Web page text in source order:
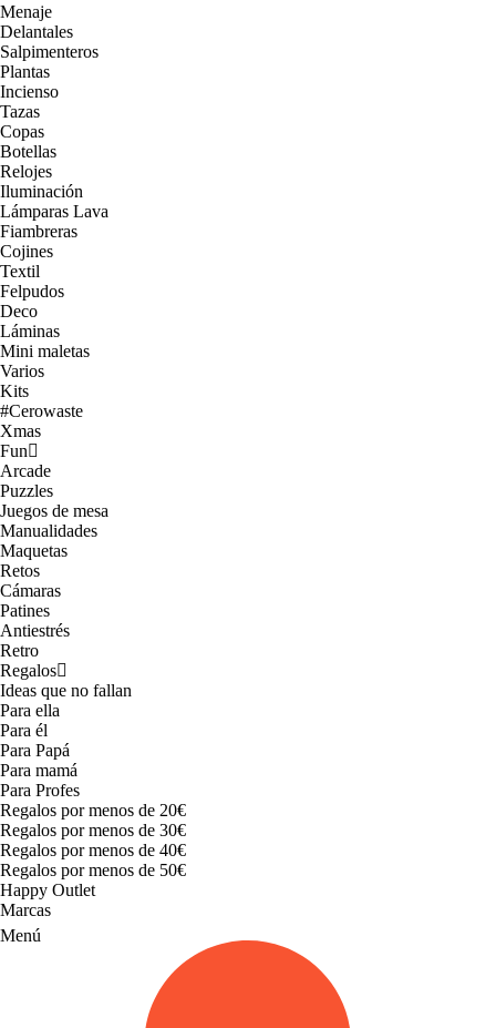
Menaje
Delantales
Salpimenteros
Plantas
Incienso
Tazas
Copas
Botellas
Relojes
Iluminación
Lámparas Lava
Fiambreras
Cojines
Textil
Felpudos
Deco
Láminas
Mini maletas
Varios
Kits
#Cerowaste
Xmas
Fun
Arcade
Puzzles
Juegos de mesa
Manualidades
Maquetas
Retos
Cámaras
Patines
Antiestrés
Retro
Regalos
Ideas que no fallan
Para ella
Para él
Para Papá
Para mamá
Para Profes
Regalos por menos de 20€
Regalos por menos de 30€
Regalos por menos de 40€
Regalos por menos de 50€
Happy Outlet
Marcas